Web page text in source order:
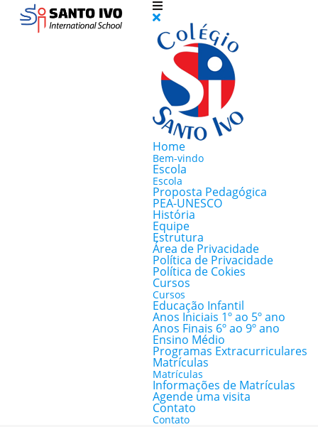
Home
Bem-vindo
Escola
Escola
Proposta Pedagógica
PEA-UNESCO
História
Equipe
Estrutura
Área de Privacidade
Política de Privacidade
Política de Cokies
Cursos
Cursos
Educação Infantil
Anos Iniciais 1º ao 5º ano
Anos Finais 6º ao 9º ano
Ensino Médio
Programas Extracurriculares
Matrículas
Matrículas
Informações de Matrículas
Agende uma visita
Contato
Contato